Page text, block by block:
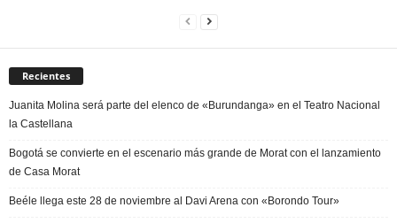
Recientes
Juanita Molina será parte del elenco de «Burundanga» en el Teatro Nacional
la Castellana
Bogotá se convierte en el escenario más grande de Morat con el lanzamiento
de Casa Morat
Beéle llega este 28 de noviembre al Davi Arena con «Borondo Tour»